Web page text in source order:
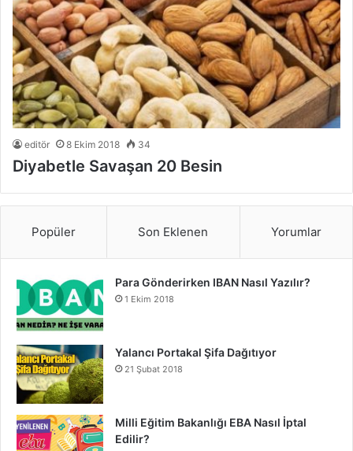
editör 8 Ekim 2018 34
Diyabetle Savaşan 20 Besin
Popüler Son Eklenen Yorumlar
Para Gönderirken IBAN Nasıl Yazılır?
1 Ekim 2018
Yalancı Portakal Şifa Dağıtıyor
21 Şubat 2018
Milli Eğitim Bakanlığı EBA Nasıl İptal
Edilir?